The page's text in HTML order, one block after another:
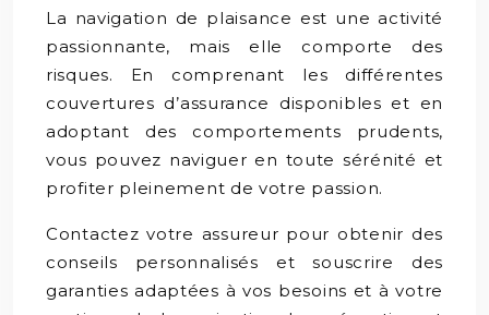
La navigation de plaisance est une activité
passionnante, mais elle comporte des
risques. En comprenant les différentes
couvertures d’assurance disponibles et en
adoptant des comportements prudents,
vous pouvez naviguer en toute sérénité et
profiter pleinement de votre passion.
Contactez votre assureur pour obtenir des
conseils personnalisés et souscrire des
garanties adaptées à vos besoins et à votre